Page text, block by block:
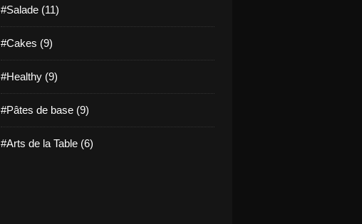
#Salade (11)
#Cakes (9)
#Healthy (9)
#Pâtes de base (9)
#Arts de la Table (6)